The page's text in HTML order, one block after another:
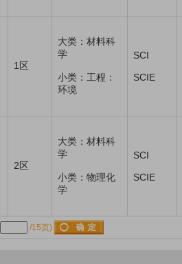
1区
大类：材料科
学
小类：工程：
环境
SCI
SCIE
2区
大类：材料科
学
小类：物理化
学
SCI
SCIE
/15页)